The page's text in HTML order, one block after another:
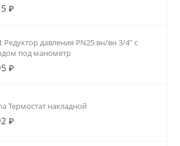
₽
Редуктор давления PN25 вн/вн 3/4" с
под манометр
₽
Термостат накладной
₽